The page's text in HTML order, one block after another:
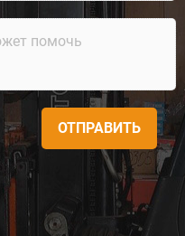
ОТПРАВИТЬ